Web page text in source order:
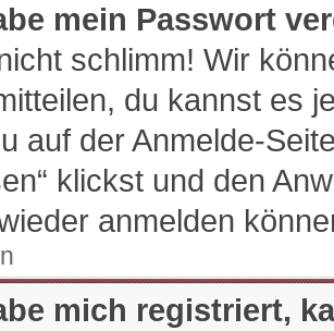
mein Passwort
schlimm! Wir
du kannst es
auf der Anmelde-
klickst und den
anmelden
mich registriert,